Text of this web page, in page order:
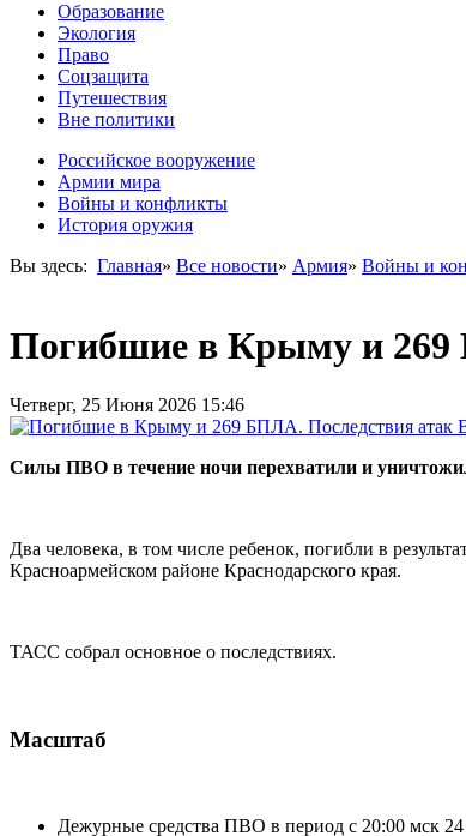
Образование
Экология
Право
Соцзащита
Путешествия
Вне политики
Российское вооружение
Армии мира
Войны и конфликты
История оружия
Вы здесь: Главная» Все новости» Армия» Войны и
Погибшие в Крыму и 269
Четверг, 25 Июня 2026 15:46
Силы ПВО в течение ночи перехватили и
Два человека, в том числе ребенок, погибли в
Красноармейском районе Краснодарского края.
ТАСС собрал основное о последствиях.
Масштаб
Дежурные средства ПВО в период с 20:00 мск